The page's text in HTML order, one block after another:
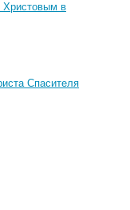
Христовым в
Спасителя